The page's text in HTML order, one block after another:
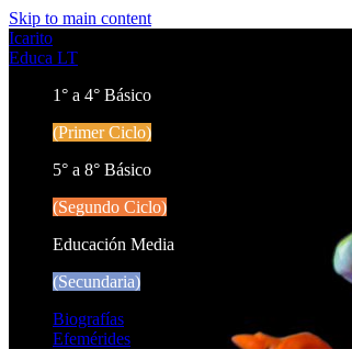
Skip to main content
Icarito
Educa LT
1° a 4° Básico
(Primer Ciclo)
5° a 8° Básico
(Segundo Ciclo)
Educación Media
(Secundaria)
Biografías
Efemérides